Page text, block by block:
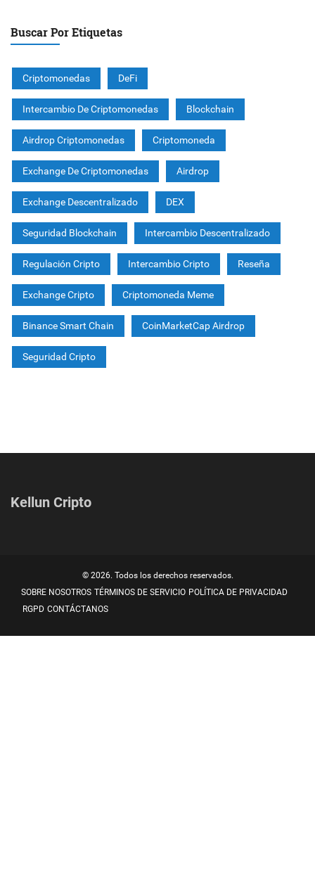
Buscar Por Etiquetas
Criptomonedas DeFi
Intercambio De Criptomonedas Blockchain
Airdrop Criptomonedas Criptomoneda
Exchange De Criptomonedas Airdrop
Exchange Descentralizado DEX
Seguridad Blockchain Intercambio Descentralizado
Regulación Cripto Intercambio Cripto Reseña
Exchange Cripto Criptomoneda Meme
Binance Smart Chain CoinMarketCap Airdrop
Seguridad Cripto
Kellun Cripto
© 2026. Todos los derechos reservados.
SOBRE NOSOTROS TÉRMINOS DE SERVICIO POLÍTICA DE PRIVACIDAD
RGPD CONTÁCTANOS